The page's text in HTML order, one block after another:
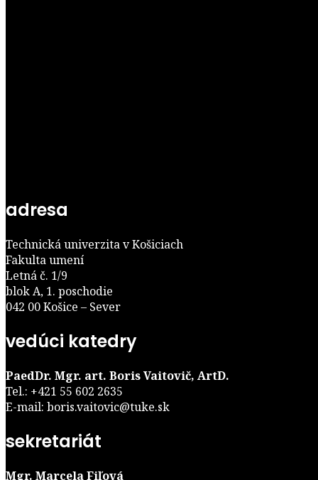
adresa
Technická univerzita v Košiciach
Fakulta umení
Letná č. 1/9
blok A, 1. poschodie
042 00 Košice – Sever
vedúci katedry
PaedDr. Mgr. art. Boris Vaitovič, ArtD.
Tel.: +421 55 602 2635
E-mail: boris.vaitovic@tuke.sk
sekretariát
Mgr. Marcela Fiľová